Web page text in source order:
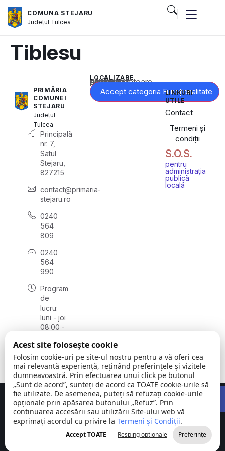
COMUNA STEJARU
Județul Tulcea
Tiblesu
PRIMĂRIA
COMUNEI
STEJARU
Județul
Tulcea
Principală
nr. 7,
Satul
Stejaru,
827215
contact@primaria-
stejaru.ro
0240
564
809
0240
564
990
Program
de
lucru:
luni - joi
08:00 -
vineri
08:00 -
14:00
LOCALIZARE
Acest conținut este blocat până când acceptați categoria corespunzătoare de cookie-uri.
Accept categoria Funcționalitate
LINKURI
UTILE
Contact
Termeni și
condiții
S.O.S.
pentru
administrația
publică
locală
Comuna
Stejaru |
județul Tulcea
©
2026
Toate
drepturile
rezervate
Concept realizat deBig Media Relații Publice SRL
Acest site folosește cookie
Folosim cookie-uri pe site-ul nostru pentru a vă oferi cea
mai relevantă experiență, reținând preferințele și vizitele
dumneavoastră. Prin efectuarea unui click pe butonul
„Sunt de acord”, sunteți de acord ca TOATE cookie-urile să
fie utilizate. De asemenea, puteți să refuzați cookie-urile
opționale prin apăsarea butonului „Refuz”. Prin
continuarea accesării sau utilizării Site-ului web vă
exprimați acordul cu privire la Termeni și Condiții.
Accept TOATE Resping opționale Preferințe